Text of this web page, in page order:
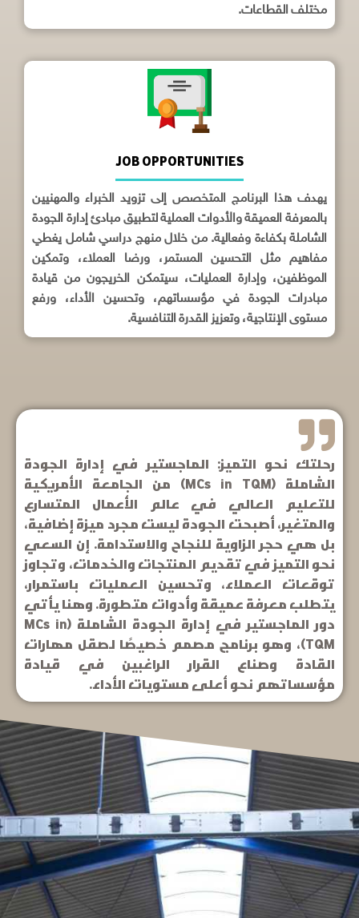
مختلف القطاعات.
JOB OPPORTUNITIES
يهدف هذا البرنامج المتخصص إلى تزويد الخبراء والمهنيين
بالمعرفة العميقة والأدوات العملية لتطبيق مبادئ إدارة الجودة
الشاملة بكفاءة وفعالية. من خلال منهج دراسي شامل يغطي
مفاهيم مثل التحسين المستمر، ورضا العملاء، وتمكين
الموظفين، وإدارة العمليات، سيتمكن الخريجون من قيادة
مبادرات الجودة في مؤسساتهم، وتحسين الأداء، ورفع
مستوى الإنتاجية، وتعزيز القدرة التنافسية.
رحلتك نحو التميز: الماجستير في إدارة الجودة
الشاملة (MCs in TQM) من الجامعة الأمريكية
للتعليم العالي في عالم الأعمال المتسارع
والمتغير، أصبحت الجودة ليست مجرد ميزة إضافية،
بل هي حجر الزاوية للنجاح والاستدامة. إن السعي
نحو التميز في تقديم المنتجات والخدمات، وتجاوز
توقعات العملاء، وتحسين العمليات باستمرار،
يتطلب معرفة عميقة وأدوات متطورة. وهنا يأتي
دور الماجستير في إدارة الجودة الشاملة (MCs in
TQM)، وهو برنامج مصمم خصيصًا لصقل مهارات
القادة وصناع القرار الراغبين في قيادة
مؤسساتهم نحو أعلى مستويات الأداء.